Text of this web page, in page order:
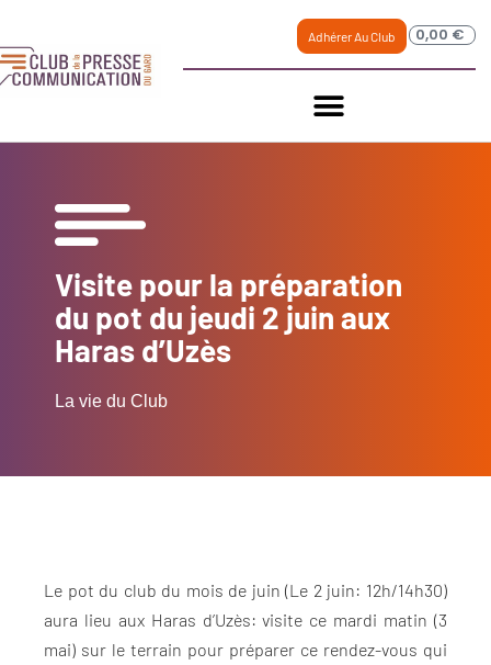
Adhérer Au Club 0,00 €
Visite pour la préparation
du pot du jeudi 2 juin aux
Haras d’Uzès
La vie du Club
Le pot du club du mois de juin (Le 2 juin: 12h/14h30)
aura lieu aux Haras d’Uzès: visite ce mardi matin (3
mai) sur le terrain pour préparer ce rendez-vous qui